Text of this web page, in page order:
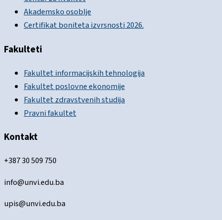
Akademsko osoblje
Certifikat boniteta izvrsnosti 2026.
Fakulteti
Fakultet informacijskih tehnologija
Fakultet poslovne ekonomije
Fakultet zdravstvenih studija
Pravni fakultet
Kontakt
+387 30 509 750
info@unvi.edu.ba
upis@unvi.edu.ba